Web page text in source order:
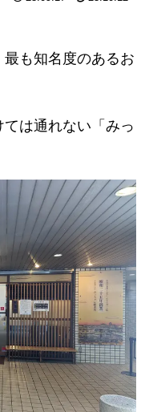
も知名度のあるお
は通れない「みっ